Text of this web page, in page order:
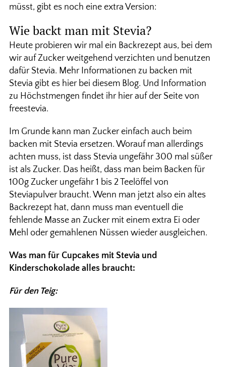
müsst, gibt es noch eine extra Version:
Wie backt man mit Stevia?
Heute probieren wir mal ein Backrezept aus, bei dem
wir auf Zucker weitgehend verzichten und benutzen
dafür Stevia. Mehr Informationen zu backen mit
Stevia gibt es hier bei diesem Blog. Und Information
zu Höchstmengen findet ihr hier auf der Seite von
freestevia.
Im Grunde kann man Zucker einfach auch beim
backen mit Stevia ersetzen. Worauf man allerdings
achten muss, ist dass Stevia ungefähr 300 mal süßer
ist als Zucker. Das heißt, dass man beim Backen für
100g Zucker ungefähr 1 bis 2 Teelöffel von
Steviapulver braucht. Wenn man jetzt also ein altes
Backrezept hat, dann muss man eventuell die
fehlende Masse an Zucker mit einem extra Ei oder
Mehl oder gemahlenen Nüssen wieder ausgleichen.
Was man für Cupcakes mit Stevia und
Kinderschokolade alles braucht:
Für den Teig: